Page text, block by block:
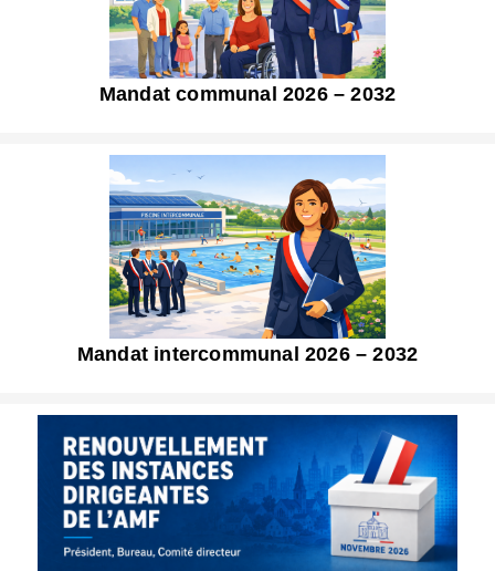
Mandat communal 2026 – 2032
Mandat intercommunal 2026 – 2032